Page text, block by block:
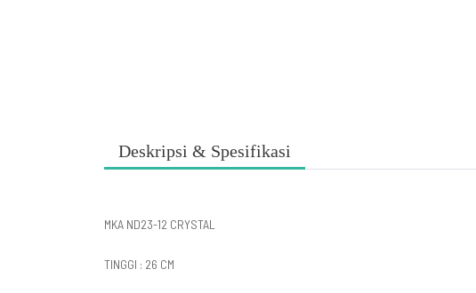
Deskripsi & Spesifikasi
MKA ND23-12 CRYSTAL
TINGGI : 26 CM